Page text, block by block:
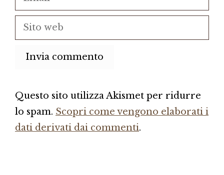
Sito
web
Questo sito utilizza Akismet per ridurre
lo spam. Scopri come vengono elaborati i
dati derivati dai commenti.